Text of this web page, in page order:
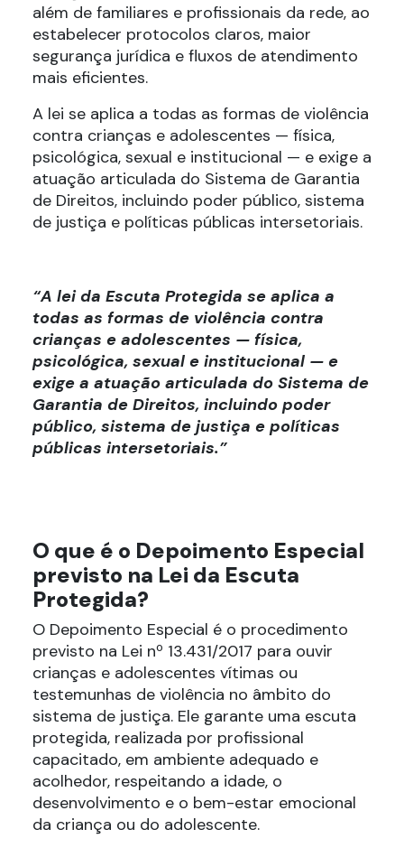
além de familiares e profissionais da rede, ao
estabelecer protocolos claros, maior
segurança jurídica e fluxos de atendimento
mais eficientes.
A lei se aplica a todas as formas de violência
contra crianças e adolescentes — física,
psicológica, sexual e institucional — e exige a
atuação articulada do Sistema de Garantia
de Direitos, incluindo poder público, sistema
de justiça e políticas públicas intersetoriais.
“A lei da Escuta Protegida se aplica a
todas as formas de violência contra
crianças e adolescentes — física,
psicológica, sexual e institucional — e
exige a atuação articulada do Sistema de
Garantia de Direitos, incluindo poder
público, sistema de justiça e políticas
públicas intersetoriais.”
O que é o Depoimento Especial
previsto na Lei da Escuta
Protegida?
O Depoimento Especial é o procedimento
previsto na Lei nº 13.431/2017 para ouvir
crianças e adolescentes vítimas ou
testemunhas de violência no âmbito do
sistema de justiça. Ele garante uma escuta
protegida, realizada por profissional
capacitado, em ambiente adequado e
acolhedor, respeitando a idade, o
desenvolvimento e o bem-estar emocional
da criança ou do adolescente.